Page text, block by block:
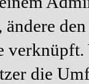
die